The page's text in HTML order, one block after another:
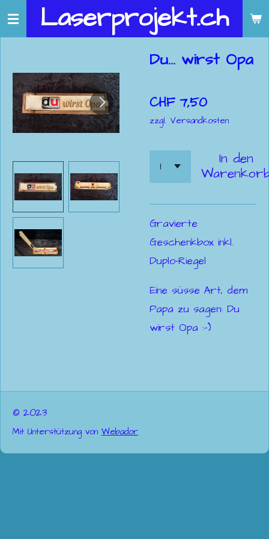
Zum
Laserprojekt.ch
Du... wirst Opa
CHF 7,50
zzgl. Versandkosten
In den
Gravierte
Geschenkbox inkl.
Duplo-Riegel
Eine süsse Art, dem
Papa zu sagen: Du
wirst Opa :-)
© 2023
Mit Unterstützung von Webador